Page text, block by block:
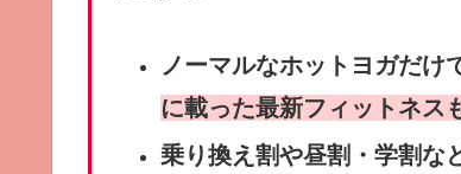
ノーマルなホットヨガだけ
に載った最新フィットネス
乗り換え割や昼割・学割な